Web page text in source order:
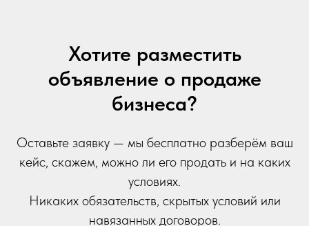
Хотите разместить
объявление о продаже
бизнеса?
Оставьте заявку — мы бесплатно разберём ваш
кейс, скажем, можно ли его продать и на каких
условиях.
Никаких обязательств, скрытых условий или
навязанных договоров.